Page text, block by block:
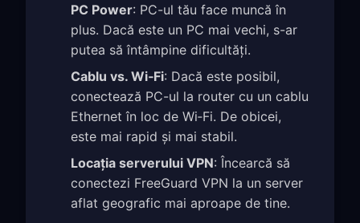
PC Power: PC-ul tău face muncă în
plus. Dacă este un PC mai vechi, s-ar
putea să întâmpine dificultăți.
Cablu vs. Wi‑Fi: Dacă este posibil,
conectează PC-ul la router cu un cablu
Ethernet în loc de Wi‑Fi. De obicei,
este mai rapid și mai stabil.
Locația serverului VPN: Încearcă să
conectezi FreeGuard VPN la un server
aflat geografic mai aproape de tine.